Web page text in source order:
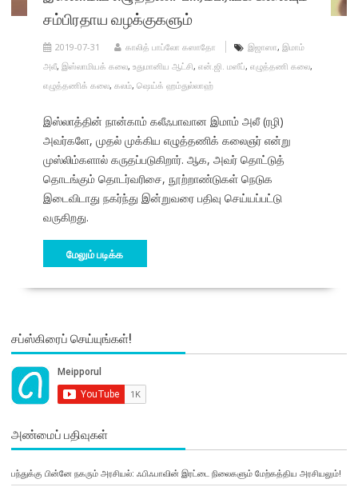
சம்பிரதாய வழக்குகளும்
2019-07-31 காலித் பாப்லோ கஸாதோ இஜாஸா, இமாம்
அலீ, இஸ்லாமியக் கலை, உதுமானிய ஆட்சி, என்.ஜி. மஸீப், எழுத்தணி கலை,
எழுத்தணிக் கலை, கலம், ஷெய்க் ஹம்துல்லாஹ்
இஸ்லாத்தின் நான்காம் கலீஃபாவான இமாம் அலீ (ரழி)
அவர்களே, முதல் முக்கிய எழுத்தணிக் கலைஞர் என்று
முஸ்லிம்களால் கருதப்படுகிறார். ஆக, அவர் தொட்டுத்
தொடங்கும் தொடர்வரிசை, நூற்றாண்டுகள் நெடுக
இடைவிடாது நகர்ந்து இன்றுவரை பதிவு செய்யப்பட்டு
வருகிறது.
மேலும் படிக்க
சப்ஸ்கிரைப் செய்யுங்கள்!
அண்மைப் பதிவுகள்
பந்துக்கு பின்னே நகரும் அரசியல்: ஃபிஃபாவின் இரட்டை நிலைகளும் மேற்கத்திய அரசியலும்!